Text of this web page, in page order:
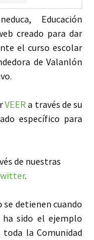
Educación
creado para dar
el curso escolar
de Valanlón
VEERa través de su
específico para
de nuestras
.
se detienen cuando
sido el ejemplo
la Comunidad